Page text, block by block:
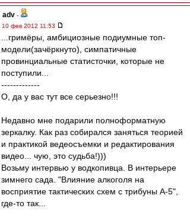
adv -
10 фев 2012 11:53
...гримёры, амбициозные подиумные топ-
модели(зачёркнуто), симпатичные
провинциальные статисточки, которые не
поступили...
-------------
О, да у вас тут все серьезно!!!
Недавно мне подарили полноформатную
зеркалку. Как раз собирался заняться теорией
и практикой ведеосъемки и редактирования
видео... чую, это судьба!)))
Возьму интервью у водкопивца. В интерьере
зимнего сада. "Влияние алкоголя на
восприятие тактических схем с трибуны А-5",
где-то так...